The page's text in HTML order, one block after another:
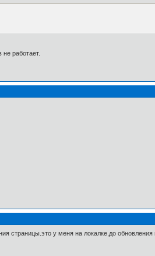
работает.
страницы.это у меня на локалке,до обновления